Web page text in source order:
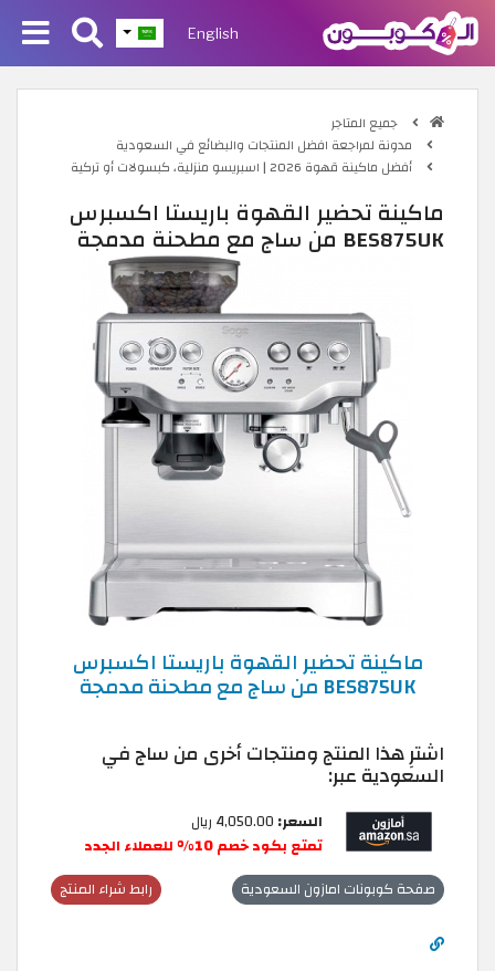
English
جميع المتاجر
مدونة لمراجعة افضل المنتجات والبضائع في السعودية
أفضل ماكينة قهوة 2026 | اسبريسو منزلية، كبسولات أو تركية
ماكينة تحضير القهوة باريستا اكسبرس
BES875UK من ساج مع مطحنة مدمجة
ماكينة تحضير القهوة باريستا اكسبرس
BES875UK من ساج مع مطحنة مدمجة
اشترِ هذا المنتج ومنتجات أخرى من ساج في
السعودية عبر:
السعر:
تمتع بكود خصم 10% للعملاء الجدد
رابط شراء المنتج صفحة كوبونات امازون السعودية